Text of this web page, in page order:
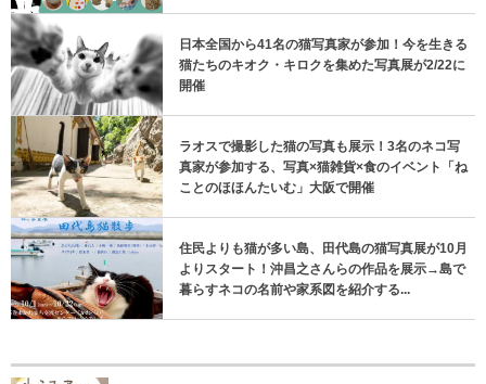
日本全国から41名の猫写真家が参加！今を生きる
猫たちのキオク・キロクを集めた写真展が2/22に
開催
ラオスで撮影した猫の写真も展示！3名のネコ写
真家が参加する、写真×猫雑貨×食のイベント「ね
ことのほほんたいむ」大阪で開催
住民よりも猫が多い島、田代島の猫写真展が10月
よりスタート！沖昌之さんらの作品を展示→島で
暮らすネコの名前や家系図を紹介する...